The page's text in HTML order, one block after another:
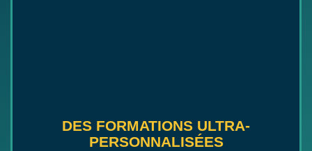
DES FORMATIONS ULTRA-
PERSONNALISÉES